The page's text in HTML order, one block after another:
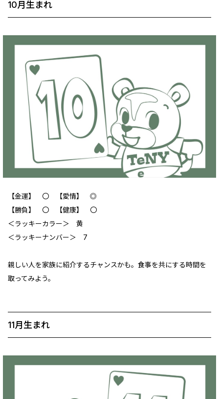
10月生まれ
【金運】 〇 【愛情】 ◎
【勝負】 〇 【健康】 〇
＜ラッキーカラー＞ 黄
＜ラッキーナンバー＞ 7
親しい人を家族に紹介するチャンスかも。食事を共にする時間を
取ってみよう。
11月生まれ